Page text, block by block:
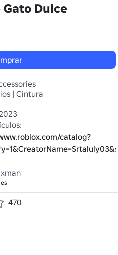
Dulce
| Cintura
catalog?
470